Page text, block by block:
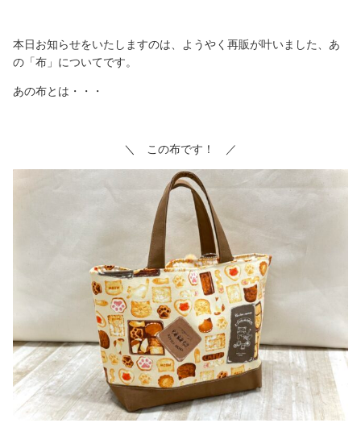
本日お知らせをいたしますのは、ようやく再販が叶いました、あ
の「布」についてです。
あの布とは・・・
＼ この布です！ ／